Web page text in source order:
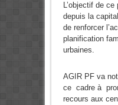
L’objectif de
depuis la
de renforcer
planification
urbaines.
AGIR PF va
ce cadre à
recours aux